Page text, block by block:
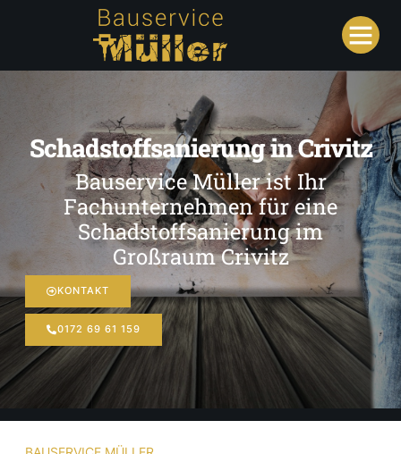
Schadstoffsanierung in Crivitz
Bauservice Müller ist Ihr
Fachunternehmen für eine
Schadstoffsanierung im
Großraum Crivitz
KONTAKT
0172 69 61 159